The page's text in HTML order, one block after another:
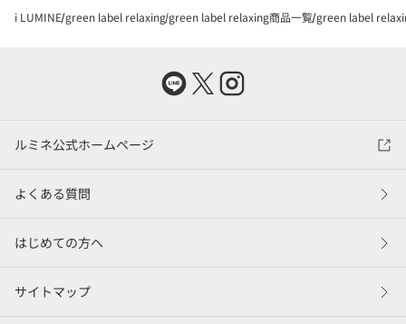
i LUMINE green label relaxing green label relaxing商品一覧 green label
ルミネ公式ホームページ
よくある質問
はじめての方へ
サイトマップ